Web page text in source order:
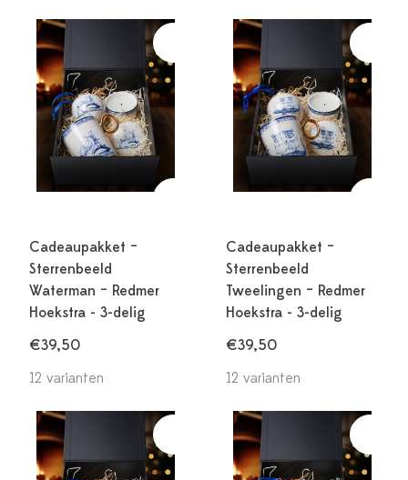
Cadeaupakket –
Sterrenbeeld
Waterman – Redmer
Hoekstra - 3-delig
€39,50
12 varianten
Cadeaupakket –
Sterrenbeeld
Tweelingen – Redmer
Hoekstra - 3-delig
€39,50
12 varianten